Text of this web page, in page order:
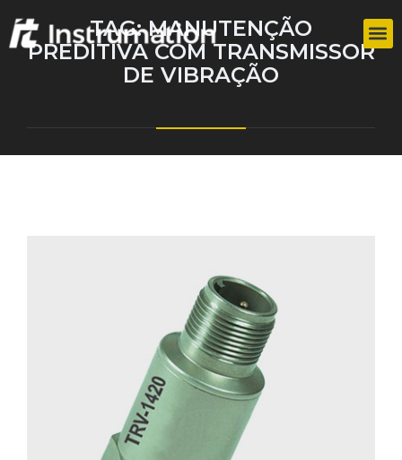
TAG:MANUTENÇÃO
PREDITIVA COM TRANSMISSOR
DE VIBRAÇÃO